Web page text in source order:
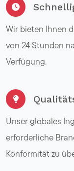
Wir bieten Ihnen
von 24 Stunden
Verfügung.
Unser globales
erforderliche
Konformität zu